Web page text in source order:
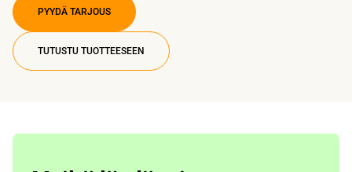
PYYDÄ TARJOUS
TUTUSTU TUOTTEESEEN